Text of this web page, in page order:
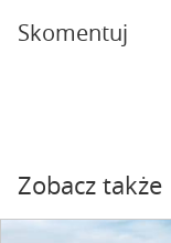
Skomentuj
Zobacz także